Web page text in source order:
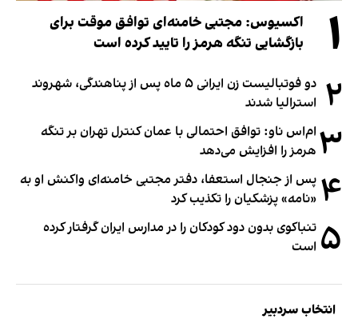
۱
اکسیوس: مجتبی خامنه‌ای توافق موقت برای
بازگشایی تنگه هرمز را تایید کرده است
۲
دو فوتبالیست زن ایرانی ۵ ماه پس از پناهندگی، شهروند
استرالیا شدند
۳ ام‌اس ناو: توافق احتمالی با عمان کنترل تهران بر تنگه
هرمز را افزایش می‌دهد
۴ پس از جنجال استعفا، دفتر مجتبی خامنه‌ای واکنش او به
«نامه» پزشکیان را تکذیب کرد
۵ تنباکوی بدون دود کودکان را در مدارس ایران گرفتار کرده
است
انتخاب سردبیر